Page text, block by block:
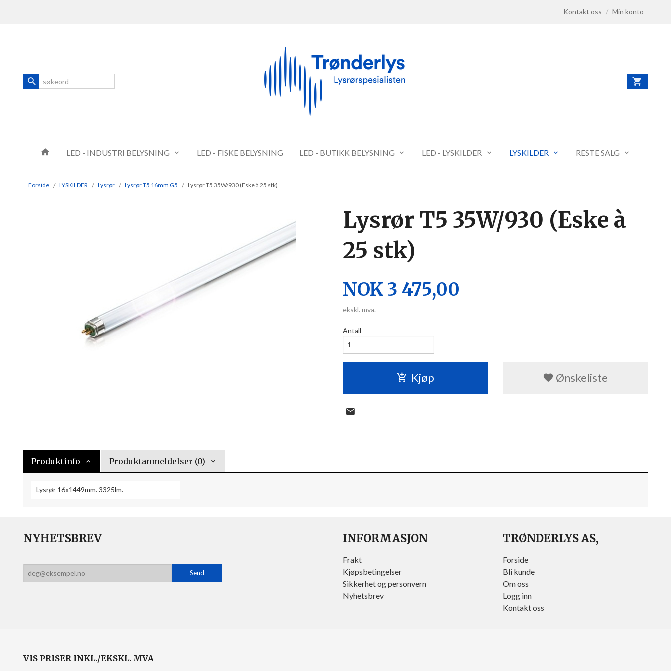
Kontakt oss / Min konto
ProdukterLED - INDUSTRI BELYSNING LED - FISKE BELYSNING LED - BUTIKK BELYSNING LED - LYSKILDER LYSKILDER RESTE SALG
Forside LYSKILDER Lysrør Lysrør T5 16mm G5 Lysrør T5 35W/930 (Eske à 25 stk)
Lysrør T5 35W/930 (Eske à
25 stk)
Pris
NOK 3 475,00
ekskl. mva.
Antall
Kjøp Ønskeliste
Produktinfo Produktanmeldelser (0)
Lysrør 16x1449mm. 3325lm.
NYHETSBREV INFORMASJON
Frakt
Kjøpsbetingelser
Sikkerhet og personvern
Nyhetsbrev
TRØNDERLYS AS,
Forside
Bli kunde
Om oss
Logg inn
Kontakt oss
VIS PRISER INKL./EKSKL. MVA